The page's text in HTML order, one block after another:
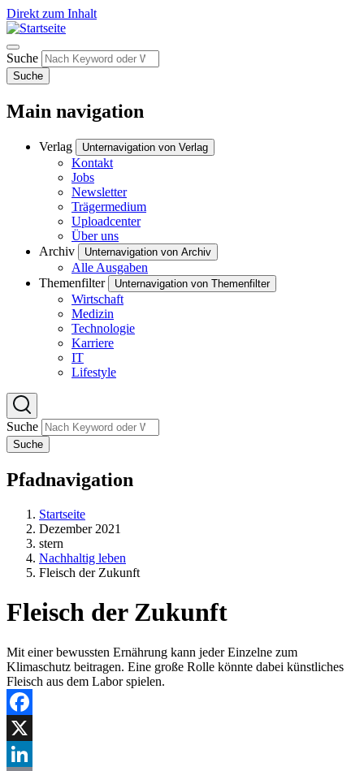
Direkt zum Inhalt
Suche
Suche
Main navigation
Verlag Unternavigation von Verlag
Kontakt
Jobs
Newsletter
Trägermedium
Uploadcenter
Über uns
Archiv
Unternavigation von Archiv
Alle Ausgaben
Themenfilter
Unternavigation von Themenfilter
Wirtschaft
Medizin
Technologie
Karriere
IT
Lifestyle
Suche
Suche
Pfadnavigation
Startseite
Dezember 2021
stern
Nachhaltig leben
Fleisch der Zukunft
Fleisch der Zukunft
Mit einer bewussten Ernährung kann jeder Einzelne zum
Klimaschutz beitragen. Eine große Rolle könnte dabei künstliches
Fleisch aus dem Labor spielen.
Facebook
X